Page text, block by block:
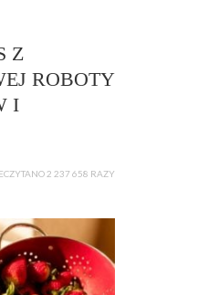
Z
ROBOTY
I
2 237 658 RAZY